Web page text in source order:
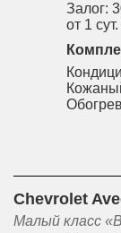
Залог:
от 1
Chevrolet
Малый класс